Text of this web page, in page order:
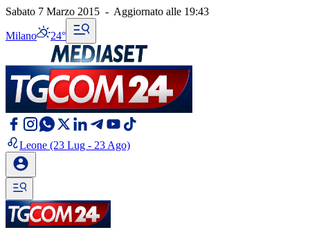
Sabato 7 Marzo 2015 - Aggiornato alle 19:43
Milano 24°
Leone (23 Lug - 23 Ago)